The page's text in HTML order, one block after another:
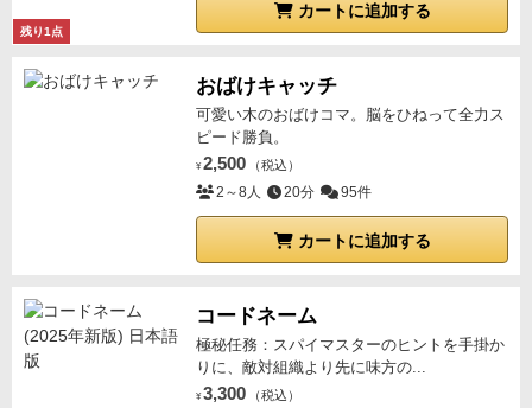
残り1点
カートに追加する
おばけキャッチ
可愛い木のおばけコマ。脳をひねって全力ス
ピード勝負。
¥ 2,500 （税込）
2～8人 20分 95件
カートに追加する
コードネーム
極秘任務：スパイマスターのヒントを手掛か
りに、敵対組織より先に味方の...
¥ 3,300 （税込）